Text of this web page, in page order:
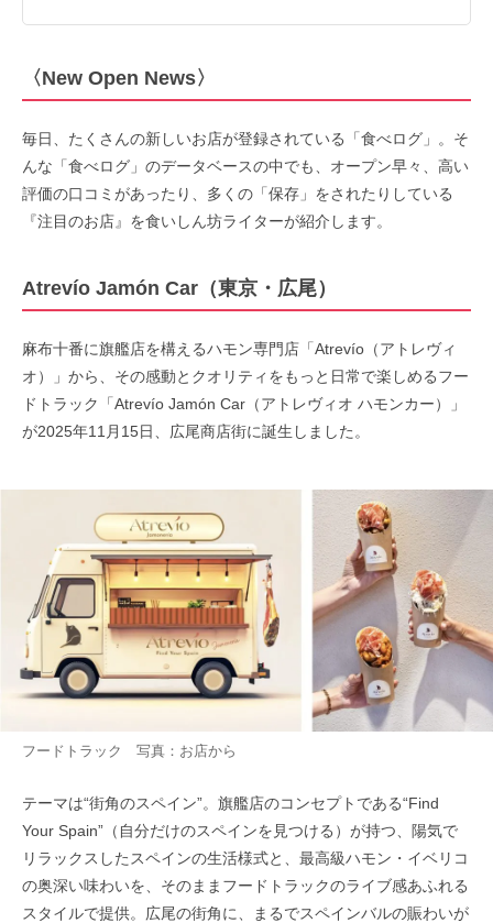
〈New Open News〉
毎日、たくさんの新しいお店が登録されている「食べログ」。そ
んな「食べログ」のデータベースの中でも、オープン早々、高い
評価の口コミがあったり、多くの「保存」をされたりしている
『注目のお店』を食いしん坊ライターが紹介します。
Atrevío Jamón Car（東京・広尾）
麻布十番に旗艦店を構えるハモン専門店「Atrevío（アトレヴィ
オ）」から、その感動とクオリティをもっと日常で楽しめるフー
ドトラック「Atrevío Jamón Car（アトレヴィオ ハモンカー）」
が2025年11月15日、広尾商店街に誕生しました。
フードトラック 写真：お店から
テーマは“街角のスペイン”。旗艦店のコンセプトである“Find
Your Spain”（自分だけのスペインを見つける）が持つ、陽気で
リラックスしたスペインの生活様式と、最高級ハモン・イベリコ
の奥深い味わいを、そのままフードトラックのライブ感あふれる
スタイルで提供。広尾の街角に、まるでスペインバルの賑わいが